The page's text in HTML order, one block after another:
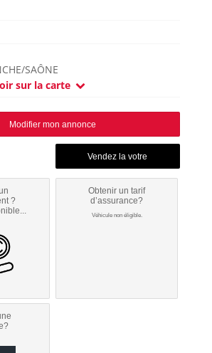
SAÔNE
sur la carte
Modifier mon annonce
?
Obtenir un tarif
d’assurance?
Véhicule non éligible.